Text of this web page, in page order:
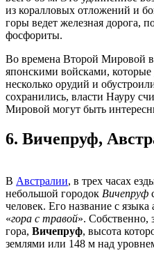
из коралловых отложений и
горы ведет железная дорога,
фосфориты.
Во времена Второй Мировой
японскими войсками,
несколько орудий и
сохранились, власти Науру
Мировой могут быть
6. Вичепруф,
В Австралии, в трех часах
небольшой городок Вичепруф
человек. Его название с
«гора с травой». Собственно,
гора, Вичепруф, высота
землями или 148 м над